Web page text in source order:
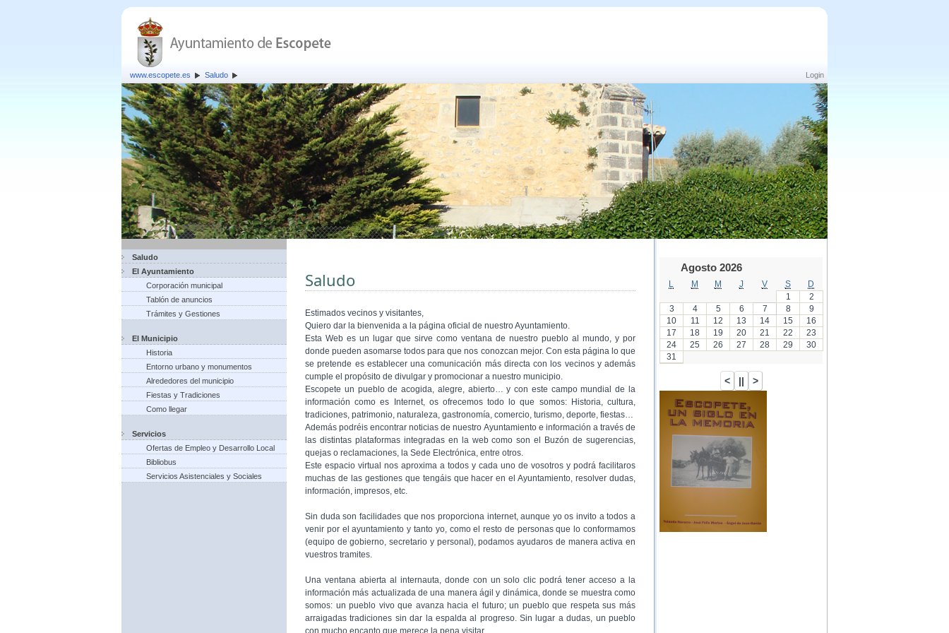
Login
www.escopete.es Saludo
Saludo
El Ayuntamiento
Corporación municipal
Tablón de anuncios
Trámites y Gestiones
El Municipio
Historia
Entorno urbano y monumentos
Alrededores del municipio
Fiestas y Tradiciones
Como llegar
Servicios
Ofertas de Empleo y Desarrollo Local
Bibliobus
Servicios Asistenciales y Sociales
Saludo
Estimados vecinos y visitantes,
Quiero dar la bienvenida a la página oficial de nuestro Ayuntamiento.
Esta Web es un lugar que sirve como ventana de nuestro pueblo al mundo, y por
donde pueden asomarse todos para que nos conozcan mejor. Con esta página lo que
se pretende es establecer una comunicación más directa con los vecinos y además
cumple el propósito de divulgar y promocionar a nuestro municipio.
Escopete un pueblo de acogida, alegre, abierto… y con este campo mundial de la
información como es Internet, os ofrecemos todo lo que somos: Historia, cultura,
tradiciones, patrimonio, naturaleza, gastronomía, comercio, turismo, deporte, fiestas…
Además podréis encontrar noticias de nuestro Ayuntamiento e información a través de
las distintas plataformas integradas en la web como son el Buzón de sugerencias,
quejas o reclamaciones, la Sede Electrónica, entre otros.
Este espacio virtual nos aproxima a todos y cada uno de vosotros y podrá facilitaros
muchas de las gestiones que tengáis que hacer en el Ayuntamiento, resolver dudas,
información, impresos, etc.
Sin duda son facilidades que nos proporciona internet, aunque yo os invito a todos a
venir por el ayuntamiento y tanto yo, como el resto de personas que lo conformamos
(equipo de gobierno, secretario y personal), podamos ayudaros de manera activa en
vuestros tramites.
Una ventana abierta al internauta, donde con un solo clic podrá tener acceso a la
información más actualizada de una manera ágil y dinámica, donde se muestra como
somos: un pueblo vivo que avanza hacia el futuro; un pueblo que respeta sus más
arraigadas tradiciones sin dar la espalda al progreso. Sin lugar a dudas, un pueblo
con mucho encanto que merece la pena visitar.
Agosto 2026
M M J V S
D
1
2
3
4 5 6 7 8
9
10
11 12 13 14 15
16
17
18 19 20 21 22
23
24
25 26 27 28 29
30
31